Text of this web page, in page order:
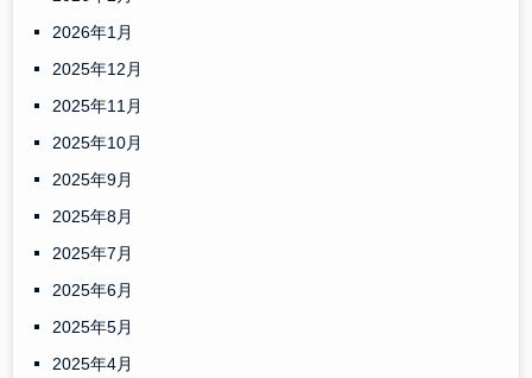
2026年1月
2025年12月
2025年11月
2025年10月
2025年9月
2025年8月
2025年7月
2025年6月
2025年5月
2025年4月